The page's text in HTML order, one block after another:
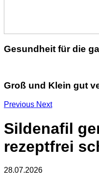
Gesundheit für die
Groß und Klein gut
Previous Next
Sildenafil
rezeptfrei
28.07.2026